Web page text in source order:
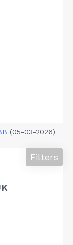
(05-03-2026)
Filters